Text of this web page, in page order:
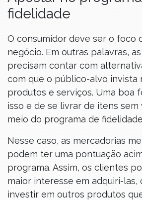
fidelidade
O consumidor deve ser o foco
negócio. Em outras palavras,
precisam contar com
com que o público-alvo invista
produtos e serviços. Uma boa
isso e de se livrar de itens
meio do programa de
Nesse caso, as mercadorias
podem ter uma pontuação
programa. Assim, os clientes
maior interesse em adquiri-las,
investir em outros produtos